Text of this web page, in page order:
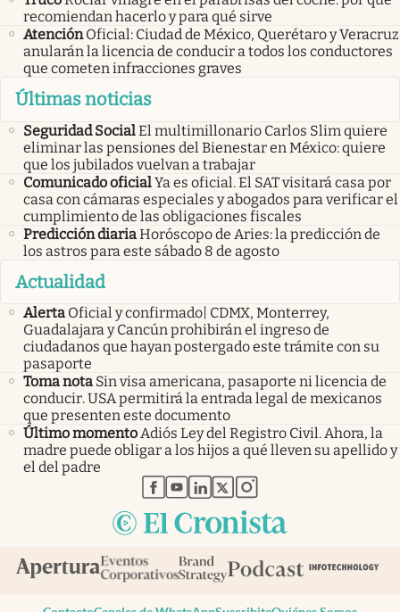
recomiendan hacerlo y para qué sirve
Atención Oficial: Ciudad de México, Querétaro y Veracruz
anularán la licencia de conducir a todos los conductores
que cometen infracciones graves
Últimas noticias
Seguridad SocialEl multimillonario Carlos Slim quiere
eliminar las pensiones del Bienestar en México: quiere
que los jubilados vuelvan a trabajar
Comunicado oficialYa es oficial. El SAT visitará casa por
casa con cámaras especiales y abogados para verificar el
cumplimiento de las obligaciones fiscales
Predicción diariaHoróscopo de Aries: la predicción de
los astros para este sábado 8 de agosto
Actualidad
Alerta Oficial y confirmado| CDMX, Monterrey,
Guadalajara y Cancún prohibirán el ingreso de
ciudadanos que hayan postergado este trámite con su
pasaporte
Toma nota Sin visa americana, pasaporte ni licencia de
conducir. USA permitirá la entrada legal de mexicanos
que presenten este documento
Último momentoAdiós Ley del Registro Civil. Ahora, la
madre puede obligar a los hijos a qué lleven su apellido y
el del padre
abre en nueva pestaña
abre en nueva pestaña
abre en nueva pestaña
abre en nueva pestaña
abre en nueva pestaña